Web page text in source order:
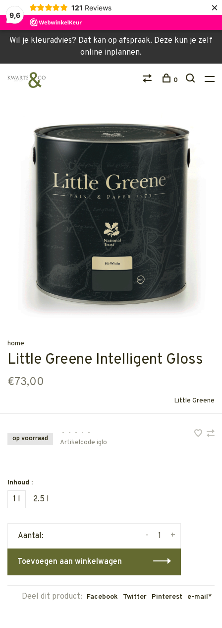
9,6
121 Reviews ×
Wil je kleuradvies? Dat kan op afspraak. Deze kun je zelf
online inplannen.
0
home
Little Greene Intelligent Gloss
€73,00
Little Greene
op voorraad
• • • •
•
Artikelcode iglo
Inhoud :
1 l 2.5 l
Aantal: +
-
Toevoegen aan winkelwagen
Deel dit product: Facebook Twitter Pinterest e-mail*